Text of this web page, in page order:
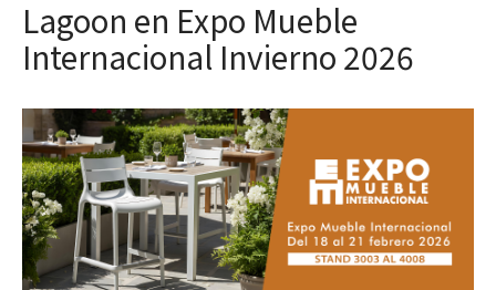
Lagoon en Expo Mueble
Internacional Invierno 2026